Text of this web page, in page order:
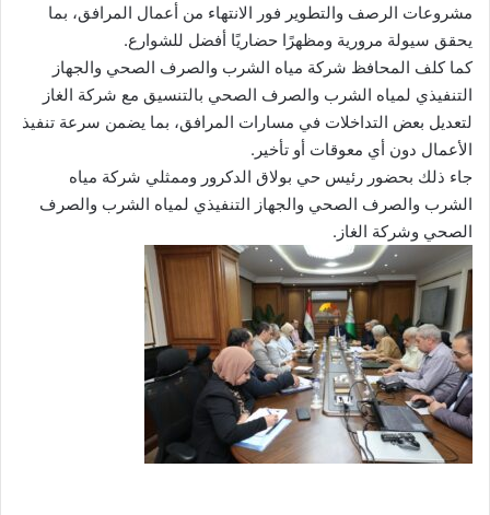
مشروعات الرصف والتطوير فور الانتهاء من أعمال المرافق، بما
يحقق سيولة مرورية ومظهرًا حضاريًا أفضل للشوارع.
كما كلف المحافظ شركة مياه الشرب والصرف الصحي والجهاز
التنفيذي لمياه الشرب والصرف الصحي بالتنسيق مع شركة الغاز
لتعديل بعض التداخلات في مسارات المرافق، بما يضمن سرعة تنفيذ
الأعمال دون أي معوقات أو تأخير.
جاء ذلك بحضور رئيس حي بولاق الدكرور وممثلي شركة مياه
الشرب والصرف الصحي والجهاز التنفيذي لمياه الشرب والصرف
الصحي وشركة الغاز.